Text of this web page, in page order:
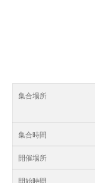
集合場所
集合時間
開催場所
開始時間